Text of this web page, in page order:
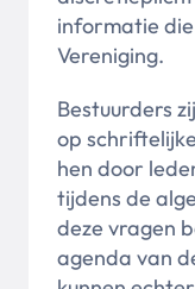
informatie
Vereniging.
Bestuurders
op
hen door
tijdens de
deze vragen
agenda van